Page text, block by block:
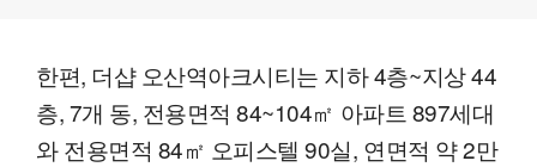
한편, 더샵 오산역아크시티는 지하 4층~지상 44
층, 7개 동, 전용면적 84~104㎡ 아파트 897세대
와 전용면적 84㎡ 오피스텔 90실, 연면적 약 2만